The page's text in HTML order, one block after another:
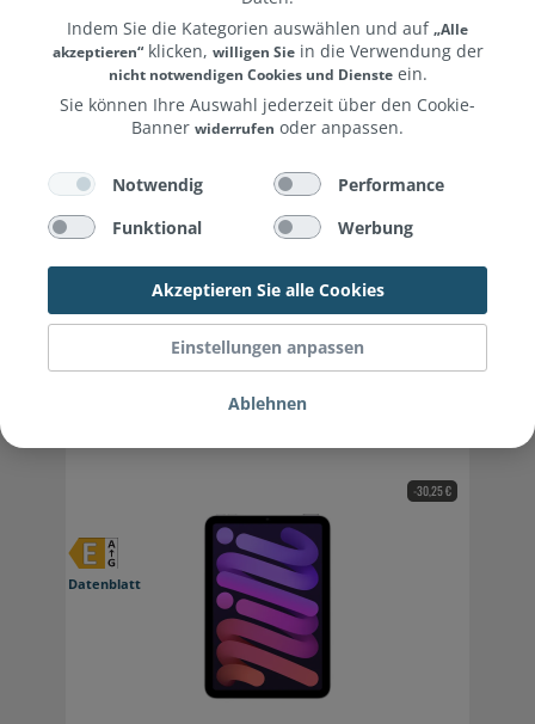
-70,95 €
Apple iPad mini Wi-Fi 128GB - Blue
679,00 €* 608,05 €*
-30,25 €
Datenblatt
Indem Sie die Kategorien auswählen und auf„Alle
akzeptieren“klicken, willigen Siein die Verwendung der
nicht notwendigen Cookies und Diensteein.
Sie können Ihre Auswahl jederzeit über den Cookie-
Banner widerrufen oder anpassen.
Datenschutzerklärung und unseremImpressum.
Notwendig
Performance
Funktional
Werbung
Akzeptieren Sie alle Cookies
Einstellungen anpassen
Ablehnen